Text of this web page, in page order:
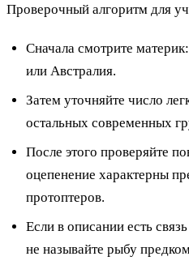
Проверочный алгоритм для
Сначала смотрите
или Австралия.
Затем уточняйте число
остальных современных
После этого проверяйте
оцепенение характерны
протоптеров.
Если в описании есть
не называйте рыбу